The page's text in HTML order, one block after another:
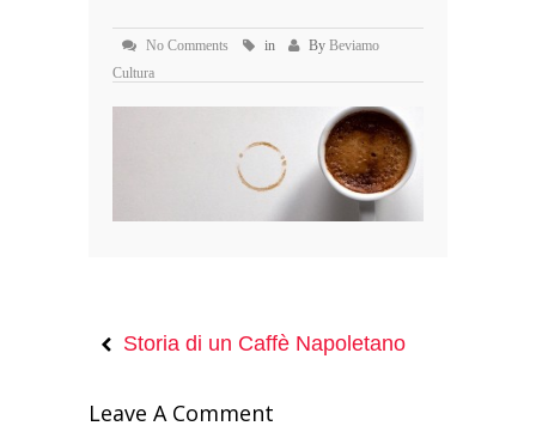
No Comments in By Beviamo
Cultura
Storia di un Caffè Napoletano
Leave A Comment